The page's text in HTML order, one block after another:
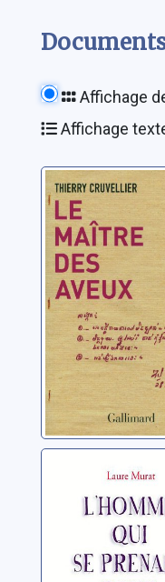
Affichage
Affichage
Le maître
aveux
Cruvellier,
L'homme
prenait
Napoléon:
une histoire
politique
Murat, Laure